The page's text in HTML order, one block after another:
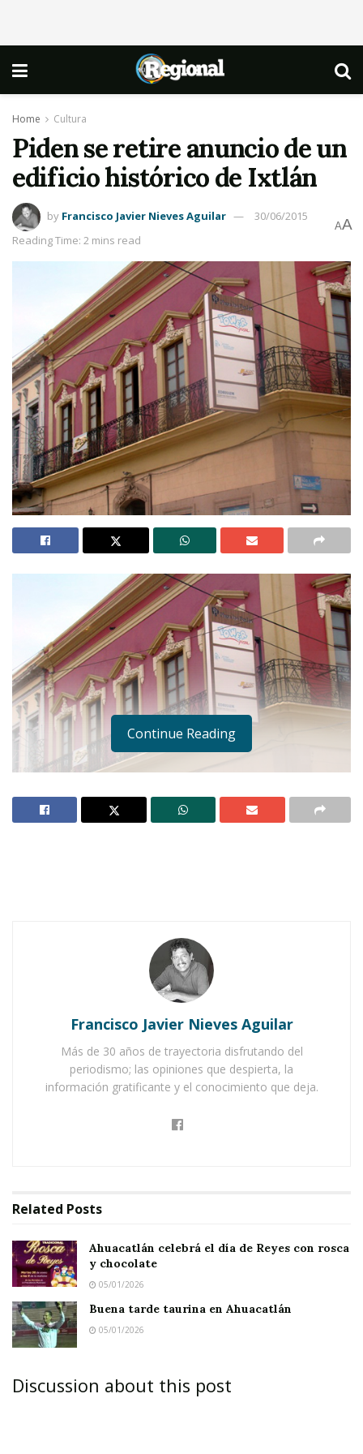
Home Cultura
Piden se retire anuncio de un
edificio histórico de Ixtlán
by Francisco Javier Nieves Aguilar
30/06/2015
Reading Time: 2 mins read
AA
Ahuacatlán celebrá el día de Reyes con rosca y
Buena tarde taurina en Ahuacatlán
Continue Reading
Francisco Javier Nieves Aguilar
Más de 30 años de trayectoria disfrutando del
periodismo; las opiniones que despierta, la
información gratificante y el conocimiento que deja.
Related Posts
Ahuacatlán celebrá el día de Reyes con rosca
y chocolate
05/01/2026
Buena tarde taurina en Ahuacatlán
05/01/2026
Discussion about this post